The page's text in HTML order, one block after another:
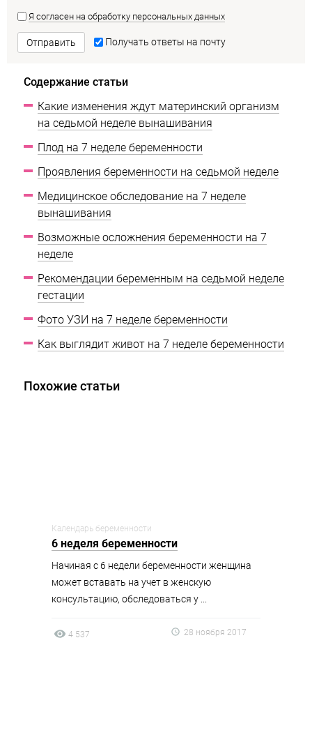
Я согласен на обработку персональных данных
Отправить Получать ответы на почту
Содержание статьи
Какие изменения ждут материнский организм
на седьмой неделе вынашивания
Плод на 7 неделе беременности
Проявления беременности на седьмой неделе
Медицинское обследование на 7 неделе
вынашивания
Возможные осложнения беременности на 7
неделе
Рекомендации беременным на седьмой неделе
гестации
Фото УЗИ на 7 неделе беременности
Как выглядит живот на 7 неделе беременности
Похожие статьи
Календарь беременности
6 неделя беременности
Начиная с 6 недели беременности женщина
может вставать на учет в женскую
консультацию, обследоваться у ...
4 537 28 ноября 2017